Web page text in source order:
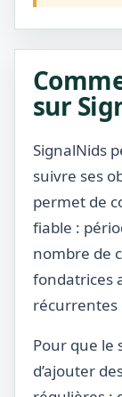
sur
SignalNids
suivre ses
permet de
fiable :
nombre de
fondatrices
récurrentes
Pour que le
d’ajouter